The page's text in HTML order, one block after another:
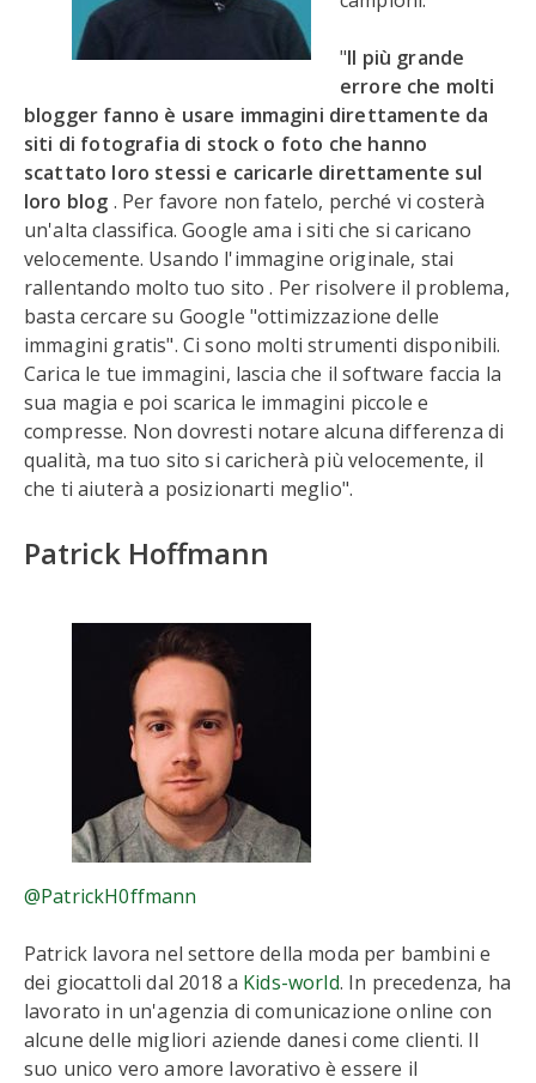
"Il più grande
errore che molti
blogger fanno è usare immagini direttamente da
siti di fotografia di stock o foto che hanno
scattato loro stessi e caricarle direttamente sul
loro blog . Per favore non fatelo, perché vi costerà
un'alta classifica. Google ama i siti che si caricano
velocemente. Usando l'immagine originale, stai
rallentando molto tuo sito . Per risolvere il problema,
basta cercare su Google "ottimizzazione delle
immagini gratis". Ci sono molti strumenti disponibili.
Carica le tue immagini, lascia che il software faccia la
sua magia e poi scarica le immagini piccole e
compresse. Non dovresti notare alcuna differenza di
qualità, ma tuo sito si caricherà più velocemente, il
che ti aiuterà a posizionarti meglio".
Patrick Hoffmann
@PatrickH0ffmann
Patrick lavora nel settore della moda per bambini e
dei giocattoli dal 2018 a Kids-world. In precedenza, ha
lavorato in un'agenzia di comunicazione online con
alcune delle migliori aziende danesi come clienti. Il
suo unico vero amore lavorativo è essere il